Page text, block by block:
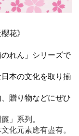
花》
れん」シリーズで
本の文化を取り揃
贈り物などにぜひ
」系列。
化元素應有盡有。